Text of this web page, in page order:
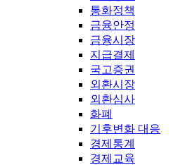
통화정책
금융안정
금융시장
지급결제
국고증권
외환시장
외환심사
화폐
기후변화 대응
경제통계
경제교육